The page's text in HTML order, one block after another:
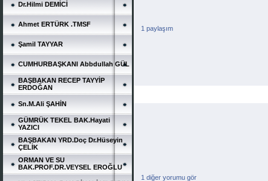
Dr.Hilmi DEMİCİ
Ahmet ERTÜRK .TMSF
Şamil TAYYAR
CUMHURBAŞKANI Abbdullah GÜL
BAŞBAKAN RECEP TAYYİP
ERDOĞAN
Sn.M.Ali ŞAHİN
GÜMRÜK TEKEL BAK.Hayati
YAZICI
BAŞBAKAN YRD.Doç Dr.Hüseyin
ÇELİK
ORMAN VE SU
BAK.PROF.DR.VEYSEL EROĞLU
1 paylaşım
1 diğer yorumu gör